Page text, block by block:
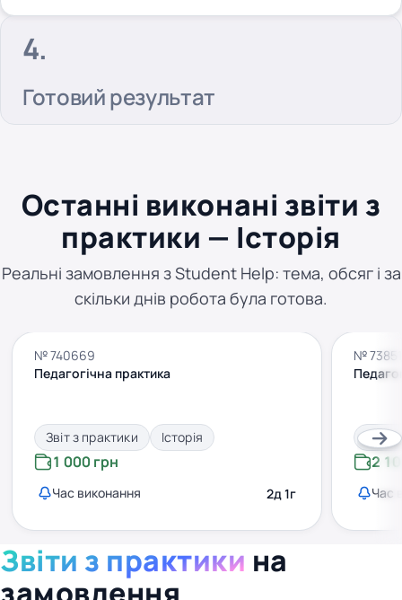
Готовий результат
Останні виконані звіти з
практики — Історія
Реальні замовлення з Student Help: тема, обсяг і за
скільки днів робота була готова.
№ 740669
Педагогічна практика
Звіт з практики Історія
1 000 грн
Час виконання 2д 1г
№
Звіт
2
Час
Звіти з практики на